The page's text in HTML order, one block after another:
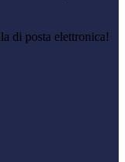
di posta elettronica!